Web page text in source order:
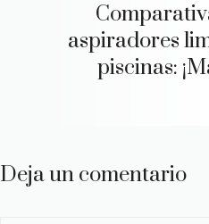
aspiradores
piscinas:
Deja un comentario